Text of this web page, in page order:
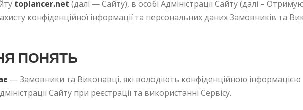
toplancer.net (далі — Сайту), в особі Адміністрації Сайту (далі –
конфіденційної інформації та персональних даних Замовників та
ПОНЯТЬ
— Замовники та Виконавці, які володіють конфіденційною
Сайту при реєстрації та використанні Сервісу.